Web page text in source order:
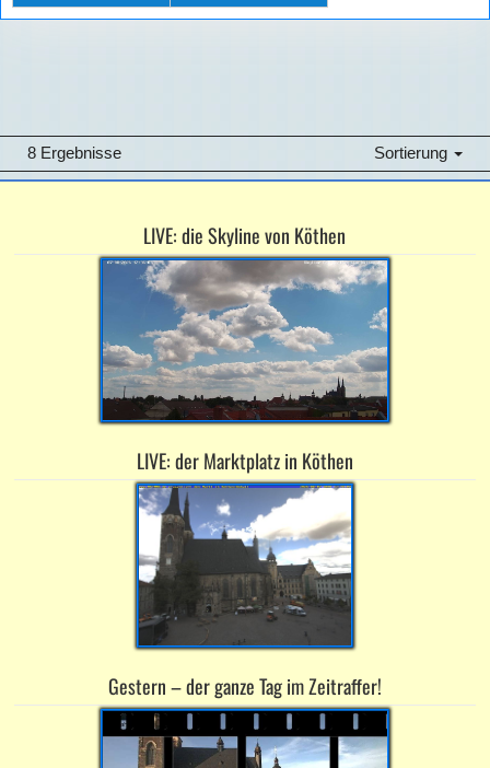
8 Ergebnisse Sortierung
LIVE: die Skyline von Köthen
LIVE: der Marktplatz in Köthen
Gestern – der ganze Tag im Zeitraffer!